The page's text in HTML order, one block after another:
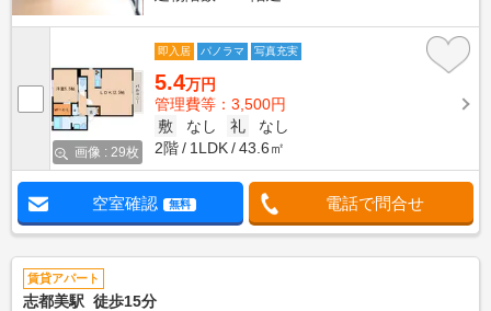
画像 : 29枚
即入居 パノラマ 写真充実
5.4万円
管理費等：3,500円
敷
なし 礼
なし
2階
1LDK 43.6㎡
空室確認 無料 電話で問合せ
賃貸アパート
志都美駅 徒歩15分